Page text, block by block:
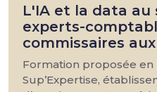
L'IA et la data au
experts-
commissaires
Formation proposée en
Sup’Expertise,